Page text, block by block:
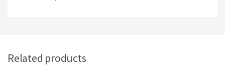
Related products